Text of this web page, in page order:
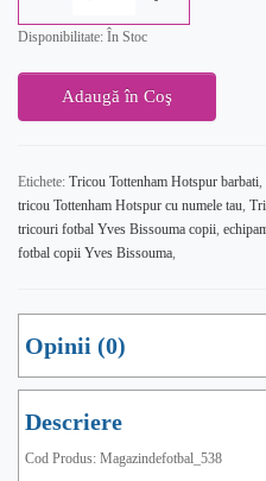
Disponibilitate: În Stoc
Adaugă în Coş
Etichete: Tricou Tottenham Hotspur barbati,
tricou Tottenham Hotspur cu numele tau,
tricouri fotbal Yves Bissouma copii,
fotbal copii Yves Bissouma,
Opinii (0)
Descriere
Cod Produs: Magazindefotbal_538